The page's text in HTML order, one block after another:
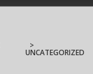
>
UNCATEGORIZED